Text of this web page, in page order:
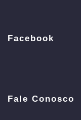
Facebook
Fale Conosco